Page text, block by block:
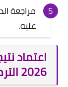
مراجعة
عليه.
اعتماد
2026 الترم الثاني